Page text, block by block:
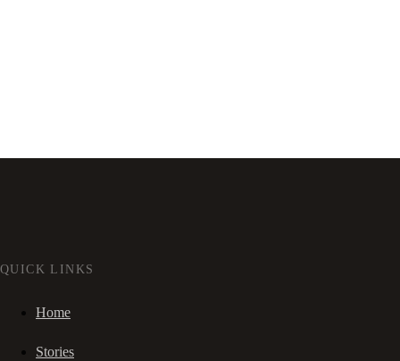
QUICK LINKS
Home
Stories